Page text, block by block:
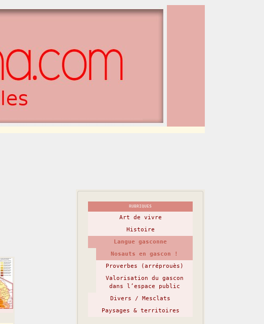
RUBRIQUES
Art de vivre
Histoire
Langue gasconne
Nosauts en gascon !
Proverbes (arréprouès)
Valorisation du gascon
dans l’espace public
Divers / Mesclats
Paysages & territoires